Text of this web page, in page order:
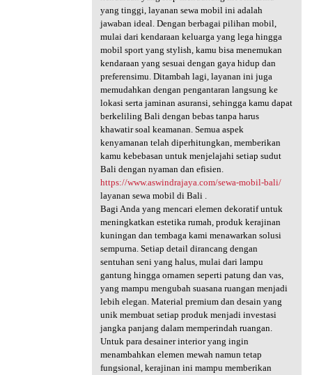
yang tinggi, layanan sewa mobil ini adalah
jawaban ideal. Dengan berbagai pilihan mobil,
mulai dari kendaraan keluarga yang lega hingga
mobil sport yang stylish, kamu bisa menemukan
kendaraan yang sesuai dengan gaya hidup dan
preferensimu. Ditambah lagi, layanan ini juga
memudahkan dengan pengantaran langsung ke
lokasi serta jaminan asuransi, sehingga kamu dapat
berkeliling Bali dengan bebas tanpa harus
khawatir soal keamanan. Semua aspek
kenyamanan telah diperhitungkan, memberikan
kamu kebebasan untuk menjelajahi setiap sudut
Bali dengan nyaman dan efisien.
https://www.aswindrajaya.com/sewa-mobil-bali/
layanan sewa mobil di Bali .
Bagi Anda yang mencari elemen dekoratif untuk
meningkatkan estetika rumah, produk kerajinan
kuningan dan tembaga kami menawarkan solusi
sempurna. Setiap detail dirancang dengan
sentuhan seni yang halus, mulai dari lampu
gantung hingga ornamen seperti patung dan vas,
yang mampu mengubah suasana ruangan menjadi
lebih elegan. Material premium dan desain yang
unik membuat setiap produk menjadi investasi
jangka panjang dalam memperindah ruangan.
Untuk para desainer interior yang ingin
menambahkan elemen mewah namun tetap
fungsional, kerajinan ini mampu memberikan